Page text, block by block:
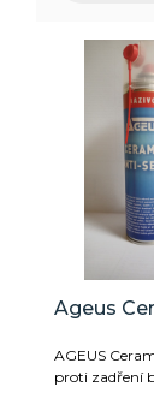
Ageus
AGEUS
proti zadření